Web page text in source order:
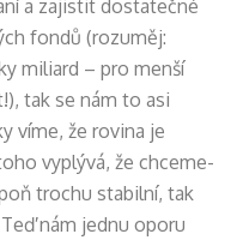
a zajistit dostatečné
fondů (rozuměj:
miliard – pro menší
tak se nám to asi
víme, že rovina je
vyplývá, že chceme-
trochu stabilní, tak
nám jednu oporu